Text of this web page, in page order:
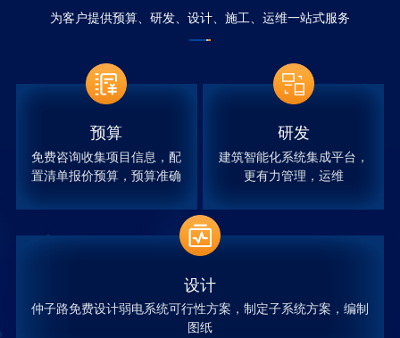
为客户提供预算、研发、设计、施工、运维一站式服务
预算
免费咨询收集项目信息，配
置清单报价预算，预算准确
研发
建筑智能化系统集成平台，
更有力管理，运维
设计
仲子路免费设计弱电系统可行性方案，制定子系统方案，编制
图纸